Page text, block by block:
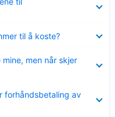
til å koste?
men når skjer
forhåndsbetaling av